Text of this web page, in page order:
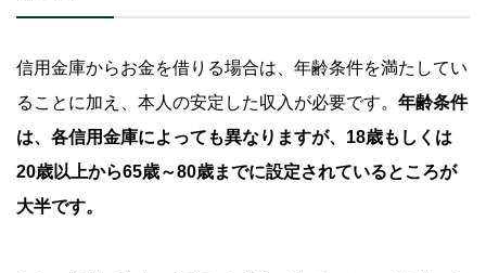
信用金庫からお金を借りる場合は、年齢条件を満たしてい
ることに加え、本人の安定した収入が必要です。 年齢条件
は、各信用金庫によっても異なりますが、18歳もしくは
20歳以上から65歳～80歳までに設定されているところが
大半です。